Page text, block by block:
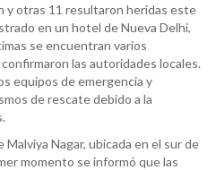
y otras 11 resultaron heridas este
en un hotel de Nueva Delhi,
se encuentran varios
las autoridades locales.
equipos de emergencia y
de rescate debido a la
Nagar, ubicada en el sur de
momento se informó que las